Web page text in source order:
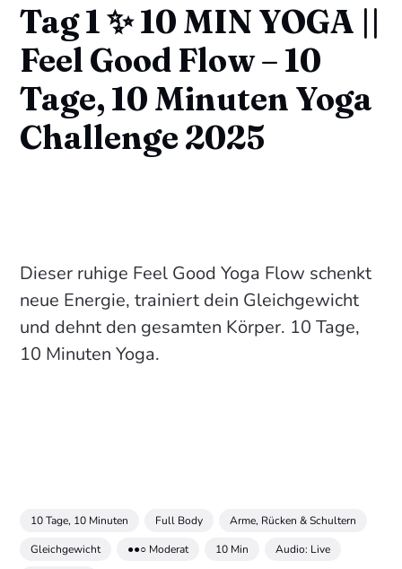
Tag 1 ✨ 10 MIN YOGA ||
Feel Good Flow – 10
Tage, 10 Minuten Yoga
Challenge 2025
Dieser ruhige Feel Good Yoga Flow schenkt
neue Energie, trainiert dein Gleichgewicht
und dehnt den gesamten Körper. 10 Tage,
10 Minuten Yoga.
10 Tage, 10 Minuten Full Body
Arme, Rücken & Schultern
Gleichgewicht
●●○ Moderat 10 Min
Audio: Live